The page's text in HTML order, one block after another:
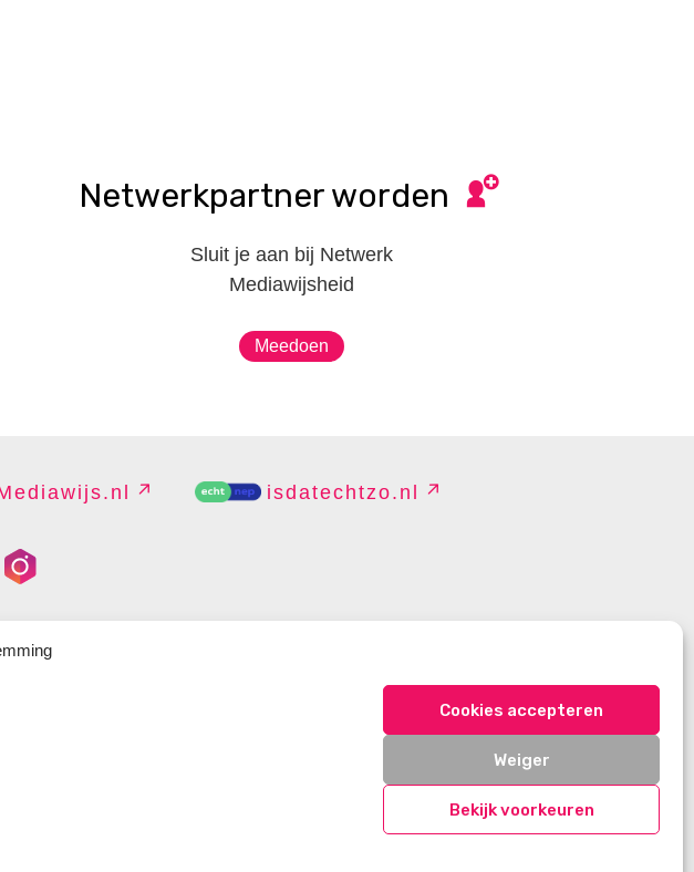
Cookies accepteren
Weiger
Bekijk voorkeuren
Netwerkpartner worden
Sluit je aan bij Netwerk
Mediawijsheid
Meedoen
isdatechtzo.nl